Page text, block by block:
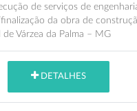
de serviços de
da obra de
Várzea da Palma – MG
DETALHES